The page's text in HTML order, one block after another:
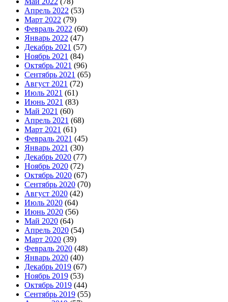
Апрель 2022 (53)
Март 2022 (79)
Февраль 2022 (60)
Январь 2022 (47)
Декабрь 2021 (57)
Ноябрь 2021 (84)
Октябрь 2021 (96)
Сентябрь 2021 (65)
Август 2021 (72)
Июль 2021 (61)
Июнь 2021 (83)
Май 2021 (60)
Апрель 2021 (68)
Март 2021 (61)
Февраль 2021 (45)
Январь 2021 (30)
Декабрь 2020 (77)
Ноябрь 2020 (72)
Октябрь 2020 (67)
Сентябрь 2020 (70)
Август 2020 (42)
Июль 2020 (64)
Июнь 2020 (56)
Май 2020 (64)
Апрель 2020 (54)
Март 2020 (39)
Февраль 2020 (48)
Январь 2020 (40)
Декабрь 2019 (67)
Ноябрь 2019 (53)
Октябрь 2019 (44)
Сентябрь 2019 (55)